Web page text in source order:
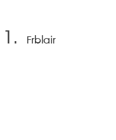
Frblair